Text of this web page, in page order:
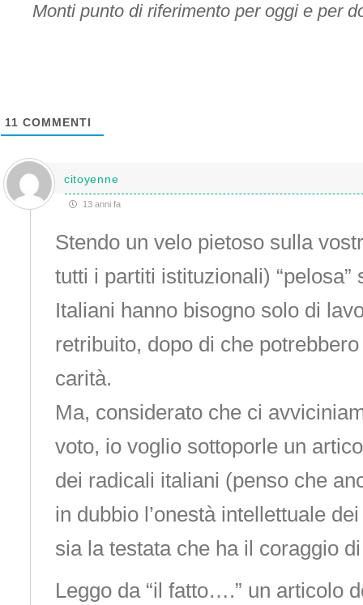
Monti punto di riferimento per oggi e per
11 COMMENTI
citoyenne
13 anni fa
Stendo un velo pietoso sulla
tutti i partiti istituzionali) “pelosa”
Italiani hanno bisogno solo di
retribuito, dopo di che
carità.
Ma, considerato che ci
voto, io voglio sottoporle un
dei radicali italiani (penso che
in dubbio l’onestà intellettuale
sia la testata che ha il coraggio
Leggo da “il fatto….” un articolo